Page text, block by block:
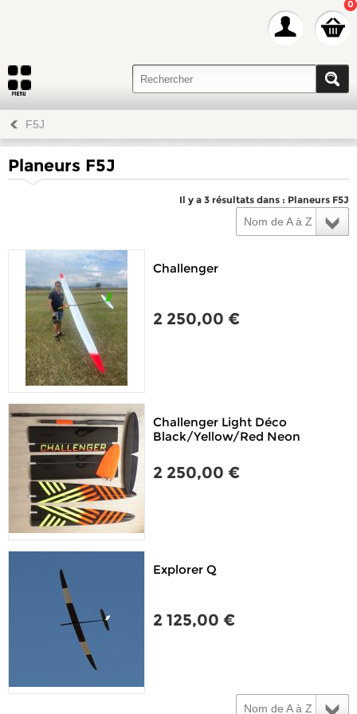
0
F5J
Planeurs F5J
Il y a 3 résultats dans : Planeurs F5J
Nom de A à Z
Challenger
2 250,00 €
Challenger Light Déco
Black/Yellow/Red Neon
2 250,00 €
Explorer Q
2 125,00 €
Nom de A à Z